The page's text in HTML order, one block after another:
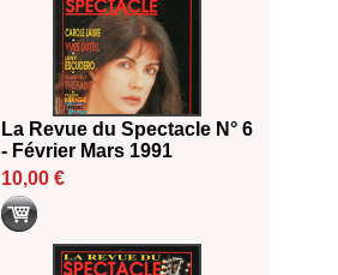
La Revue du Spectacle N° 6
- Février Mars 1991
10,00 €